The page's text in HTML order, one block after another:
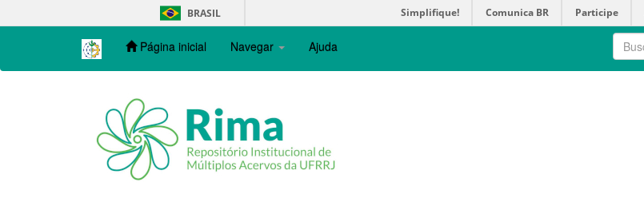
navigation
BRASIL Simplifique! Comunica BR Participe
Página inicial Navegar Ajuda